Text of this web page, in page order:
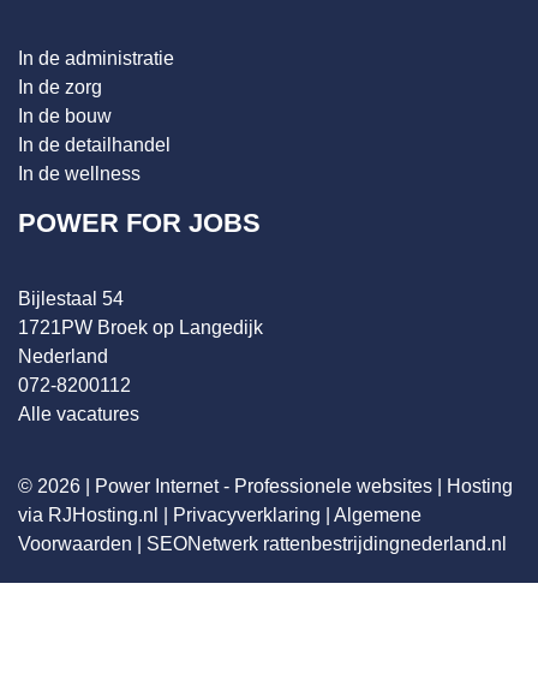
In de administratie
In de zorg
In de bouw
In de detailhandel
In de wellness
POWER FOR JOBS
Bijlestaal 54
1721PW Broek op Langedijk
Nederland
072-8200112
Alle vacatures
© 2026 | Power Internet - Professionele websites
Hosting
via RJHosting.nl
Privacyverklaring
Algemene
Voorwaarden
SEONetwerk rattenbestrijdingnederland.nl